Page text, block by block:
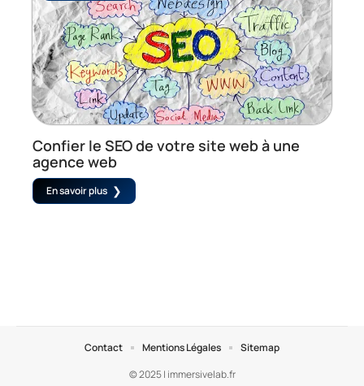
Confier le SEO de votre site web à une
agence web
En savoir plus
© 2025 | immersivelab.fr
Contact Mentions Légales Sitemap